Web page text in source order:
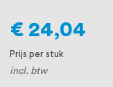
€ 24,04
Prijs per stuk
incl. btw